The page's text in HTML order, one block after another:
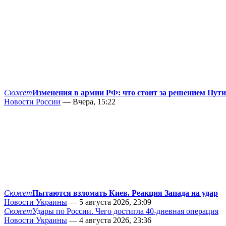
СюжетИзменения в армии РФ: что стоит за решением
Новости России — Вчера, 15:22
СюжетПытаются взломать Киев. Реакция Запада на удар
Новости Украины — 5 августа 2026, 23:09
СюжетУдары по России. Чего достигла 40-дневная операция
Новости Украины — 4 августа 2026, 23:36